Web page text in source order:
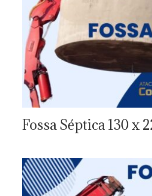
Fossa Séptica 130 x